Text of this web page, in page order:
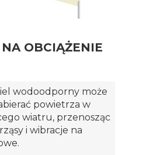
OBCIĄŻENIE
wodoodporny może
powietrza w
wiatru, przenosząc
i wibracje na